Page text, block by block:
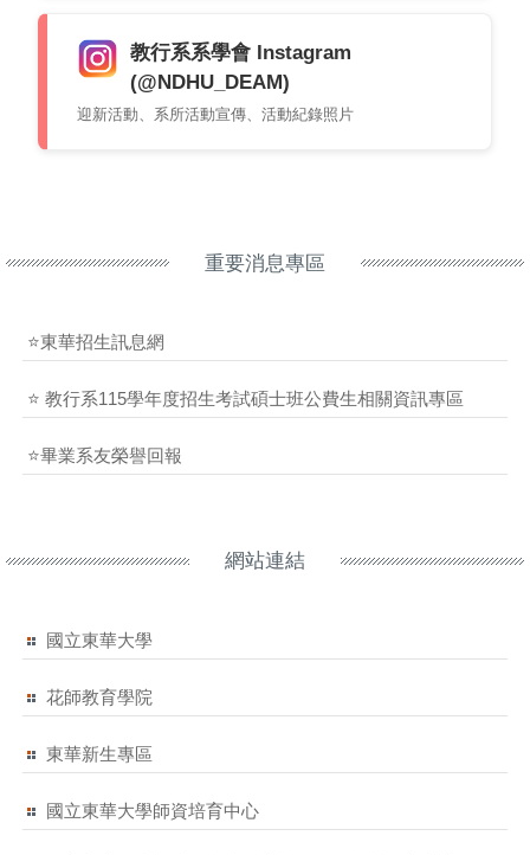
教行系系學會 Instagram
(@NDHU_DEAM)
迎新活動、系所活動宣傳、活動紀錄照片
重要消息專區
⭐東華招生訊息網
⭐ 教行系115學年度招生考試碩士班公費生相關資訊專區
⭐畢業系友榮譽回報
網站連結
國立東華大學
花師教育學院
東華新生專區
國立東華大學師資培育中心